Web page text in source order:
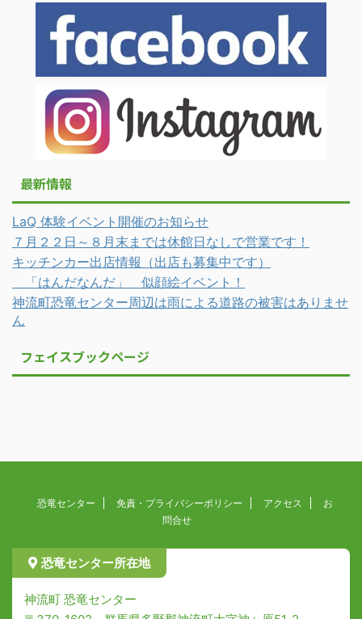
最新情報
LaQ 体験イベント開催のお知らせ
７月２２日～８月末までは休館日なしで営業です！
キッチンカー出店情報（出店も募集中です）
「はんだなんだ」 似顔絵イベント！
神流町恐竜センター周辺は雨による道路の被害はありませ
ん
フェイスブックページ
恐竜センター 免責・プライバシーポリシー アクセス
お
問合せ
恐竜センター所在地
神流町 恐竜センター